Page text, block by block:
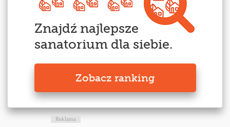
Znajdź najlepsze
sanatorium dla siebie.
Zobacz ranking
Reklama